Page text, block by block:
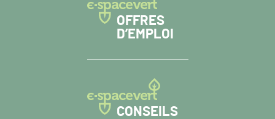
OFFRES
D’EMPLOI
CONSEILS